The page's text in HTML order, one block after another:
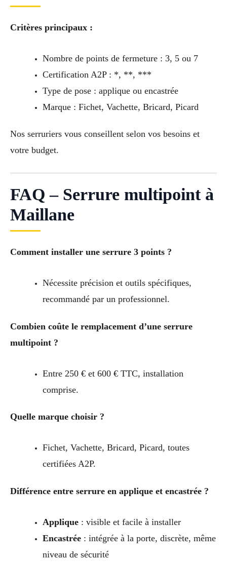
Critères principaux :
Nombre de points de fermeture : 3, 5 ou 7
Certification A2P : *, **, ***
Type de pose : applique ou encastrée
Marque : Fichet, Vachette, Bricard, Picard
Nos serruriers vous conseillent selon vos besoins et
votre budget.
FAQ – Serrure multipoint à
Maillane
Comment installer une serrure 3 points ?
Nécessite précision et outils spécifiques,
recommandé par un professionnel.
Combien coûte le remplacement d’une serrure
multipoint ?
Entre 250 € et 600 € TTC, installation
comprise.
Quelle marque choisir ?
Fichet, Vachette, Bricard, Picard, toutes
certifiées A2P.
Différence entre serrure en applique et encastrée ?
Applique: visible et facile à installer
Encastrée: intégrée à la porte, discrète, même
niveau de sécurité